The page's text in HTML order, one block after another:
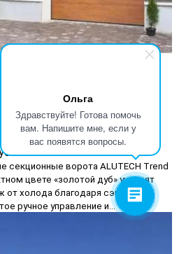
Ольга
Здравствуйте! Готова помочь
вам. Напишите мне, если у
вас появятся вопросы.
ворота ALUTECH
мм
секционные ворота ALUTECH Trend
цвете «золотой дуб» украсят
от холода благодаря сэндвич-
ручное управление и...